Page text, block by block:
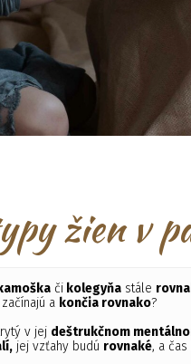
žien v
kamoška či kolegyňa stále
a končia rovnako?
v jej deštrukčnom
jej vzťahy budú rovnaké, a